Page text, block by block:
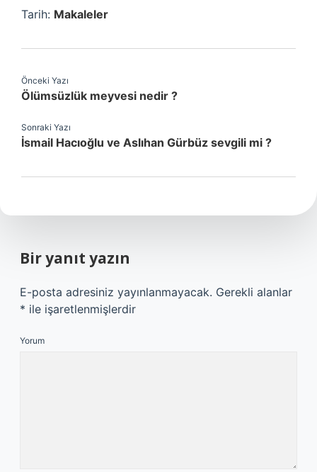
Tarih: Makaleler
Önceki Yazı
Ölümsüzlük meyvesi nedir ?
Sonraki Yazı
İsmail Hacıoğlu ve Aslıhan Gürbüz sevgili mi ?
Bir yanıt yazın
E-posta adresiniz yayınlanmayacak. Gerekli alanlar
* ile işaretlenmişlerdir
Yorum